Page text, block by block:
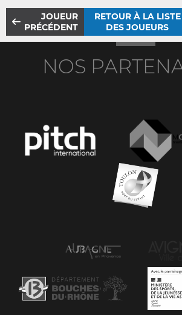
JOUEUR
PRÉCÉDENT
RETOUR À LA LISTE
DES JOUEURS
NOS